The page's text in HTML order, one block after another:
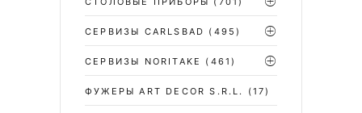
CЕРВИЗЫ CARLSBAD (495)
СЕРВИЗЫ NORITAKE (461)
ФУЖЕРЫ ART DECOR S.R.L. (17)